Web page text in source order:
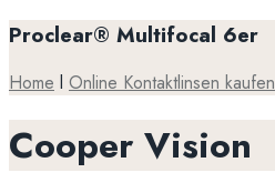
Proclear® Multifocal 6er
Home l Online Kontaktlinsen kaufen
Cooper Vision